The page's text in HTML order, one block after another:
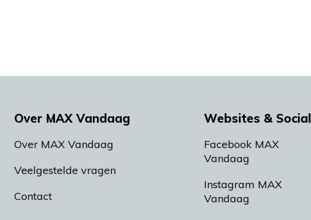
Over MAX Vandaag
Over MAX Vandaag
Veelgestelde vragen
Contact
Websites & Social
Facebook MAX
Vandaag
Instagram MAX
Vandaag